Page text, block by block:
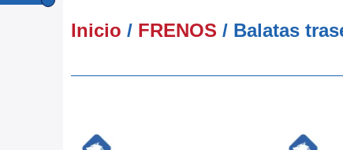
Inicio / FRENOS / Balatas